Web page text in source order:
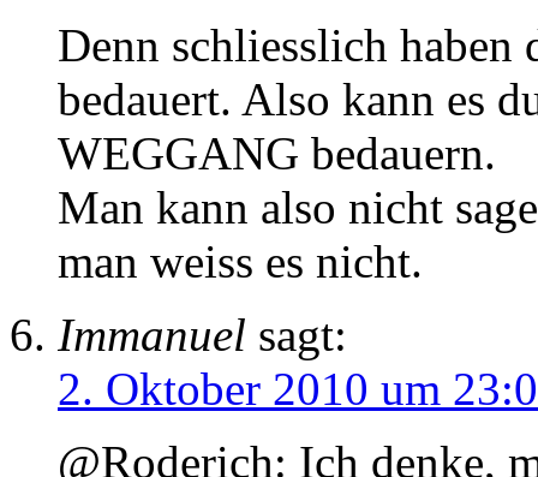
Denn schliesslich
bedauert. Also kann es
WEGGANG bedauern.
Man kann also nicht
man weiss es nicht.
Immanuel sagt:
2. Oktober 2010 um
@Roderich: Ich denke,